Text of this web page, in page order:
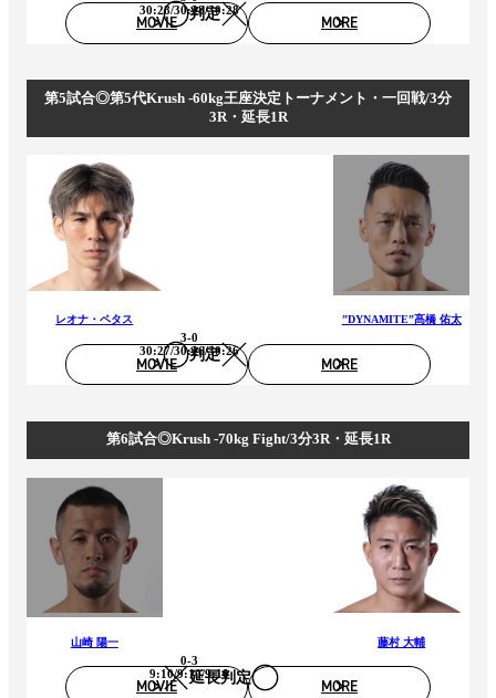
判定
30:28/30:28/30:28
MOVIE MORE
第5試合◎第5代Krush -60kg王座決定トーナメント・一回戦/3分
3R・延長1R
レオナ・ペタス
判定
3-0
30:27/30:26/30:26
”DYNAMITE”髙橋 佑太
MOVIE MORE
第6試合◎Krush -70kg Fight/3分3R・延長1R
山崎 陽一
延長判定
0-3
9:10/9:10/9:10
藤村 大輔
MOVIE MORE